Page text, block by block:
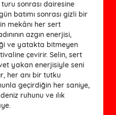
sonrası dairesine
batımı sonrası gizli bir
mekânı her sert
azgın enerjisi,
ve yatakta bitmeyen
çevirir. Selin, sert
yakan enerjisiyle seni
her anı bir tutku
geçirdiğin her saniye,
ruhunu ve ılık